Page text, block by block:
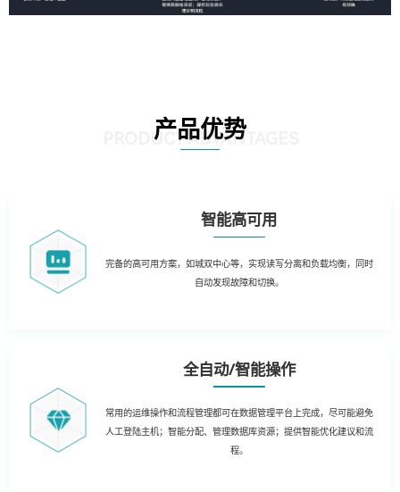
产品优势
PRODUCT ADVANTAGES
智能高可用
完备的高可用方案，如城双中心等，实现读写分离和负载均衡，同时
自动发现故障和切换。
全自动/智能操作
常用的运维操作和流程管理都可在数据管理平台上完成，尽可能避免
人工登陆主机；智能分配、管理数据库资源；提供智能优化建议和流
程。